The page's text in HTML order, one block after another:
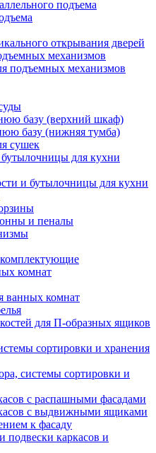
подъема
открывания дверей
механизмов
подъемных механизмов
базу (верхний шкаф)
базу (нижняя тумба)
сушек
для кухни
и бутылочницы для кухни
и пеналы
комнат
ванных комнат
для П-образных ящиков
сортировки и хранения
системы сортировки и
с распашными фасадами
с выдвижными ящиками
к фасаду
каркасов и